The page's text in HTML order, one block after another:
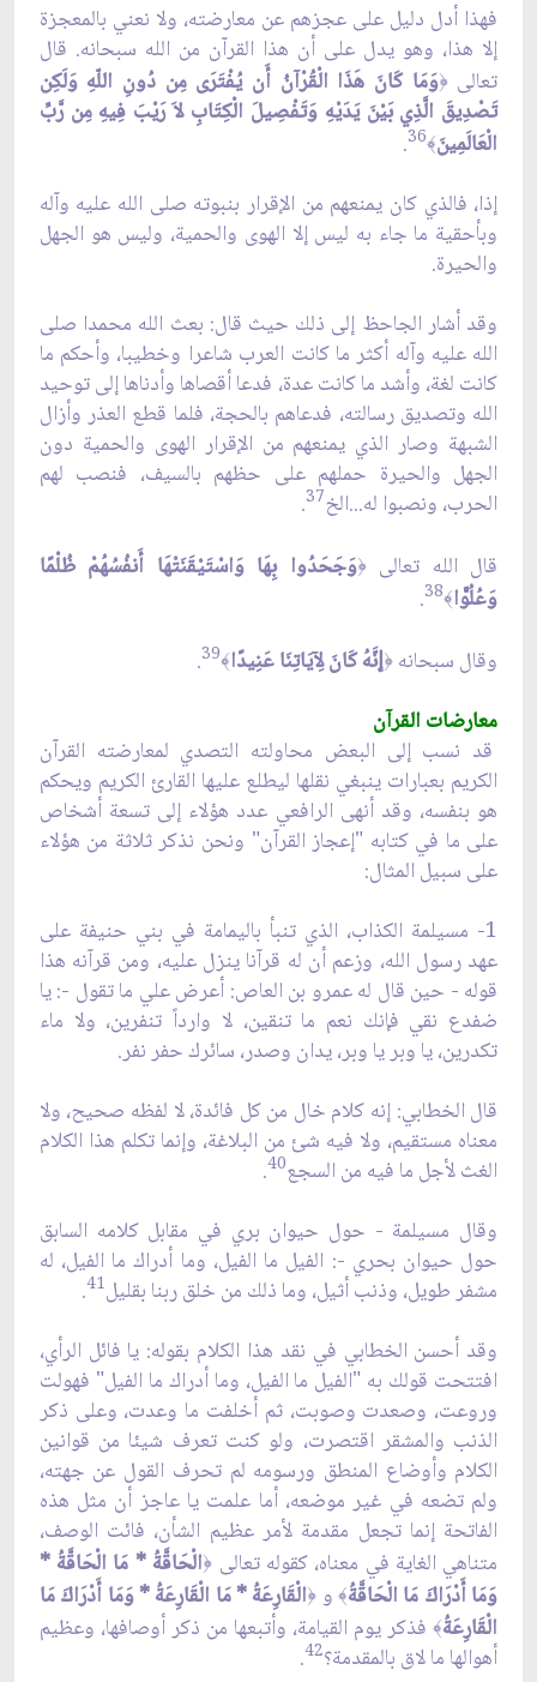
فهذا أدل دليل على عجزهم عن معارضته، ولا نعني بالمعجزة
إلا هذا، وهو يدل على أن هذا القرآن من الله سبحانه. قال
تعالى﴿وَمَا كَانَ هَذَا الْقُرْآنُ أَن يُفْتَرَى مِن دُونِ اللّهِ وَلَكِن
تَصْدِيقَ الَّذِي بَيْنَ يَدَيْهِ وَتَفْصِيلَ الْكِتَابِ لاَ رَيْبَ فِيهِ مِن رَّبِّ
الْعَالَمِينَ﴾36
.
إذا، فالذي كان يمنعهم من الإقرار بنبوته صلى الله عليه وآله
وبأحقية ما جاء به ليس إلا الهوى والحمية، وليس هو الجهل
والحيرة.
وقد أشار الجاحظ إلى ذلك حيث قال: بعث الله محمدا صلى
الله عليه وآله أكثر ما كانت العرب شاعرا وخطيبا، وأحكم ما
كانت لغة، وأشد ما كانت عدة، فدعا أقصاها وأدناها إلى توحيد
الله وتصديق رسالته، فدعاهم بالحجة، فلما قطع العذر وأزال
الشبهة وصار الذي يمنعهم من الإقرار الهوى والحمية دون
الجهل والحيرة حملهم على حظهم بالسيف، فنصب لهم
الحرب، ونصبوا له...الخ37
.
قال الله تعالى﴿وَجَحَدُوا بِهَا وَاسْتَيْقَنَتْهَا أَنفُسُهُمْ ظُلْمًا
وَعُلُوًّا﴾38
.
وقال سبحانه ﴿ إِنَّهُ كَانَ لِآيَاتِنَا عَنِيدًا﴾39
.
معارضات القرآن
قد نسب إلى البعض محاولته التصدي لمعارضته القرآن
الكريم بعبارات ينبغي نقلها ليطلع عليها القارئ الكريم ويحكم
هو بنفسه، وقد أنهى الرافعي عدد هؤلاء إلى تسعة أشخاص
على ما في كتابه "إعجاز القرآن" ونحن نذكر ثلاثة من هؤلاء
على سبيل المثال:
1- مسيلمة الكذاب، الذي تنبأ باليمامة في بني حنيفة على
عهد رسول الله، وزعم أن له قرآنا ينزل عليه، ومن قرآنه هذا
قوله - حين قال له عمرو بن العاص: أعرض علي ما تقول -: يا
ضفدع نقي فإنك نعم ما تنقين، لا وارداً تنفرين، ولا ماء
تكدرين، يا وبر يا وبر، يدان وصدر، سائرك حفر نفر.
قال الخطابي: إنه كلام خال من كل فائدة، لا لفظه صحيح، ولا
معناه مستقيم، ولا فيه شئ من البلاغة، وإنما تكلم هذا الكلام
الغث لأجل ما فيه من السجع40
.
وقال مسيلمة - حول حيوان بري في مقابل كلامه السابق
حول حيوان بحري -: الفيل ما الفيل، وما أدراك ما الفيل، له
مشفر طويل، وذنب أثيل، وما ذلك من خلق ربنا بقليل41
.
وقد أحسن الخطابي في نقد هذا الكلام بقوله: يا فائل الرأي،
افتتحت قولك به "الفيل ما الفيل، وما أدراك ما الفيل" فهولت
وروعت، وصعدت وصوبت، ثم أخلفت ما وعدت، وعلى ذكر
الذنب والمشقر اقتصرت، ولو كنت تعرف شيئا من قوانين
الكلام وأوضاع المنطق ورسومه لم تحرف القول عن جهته،
ولم تضعه في غير موضعه، أما علمت يا عاجز أن مثل هذه
الفاتحة إنما تجعل مقدمة لأمر عظيم الشأن، فائت الوصف،
متناهي الغاية في معناه، كقوله تعالى ﴿الْحَاقَّةُ * مَا الْحَاقَّةُ *
وَمَا أَدْرَاكَ مَا الْحَاقَّةُ﴾و ﴿الْقَارِعَةُ * مَا الْقَارِعَةُ * وَمَا أَدْرَاكَ مَا
الْقَارِعَةُ﴾فذكر يوم القيامة، وأتبعها من ذكر أوصافها، وعظيم
أهوالها ما لاق بالمقدمة؟42
.